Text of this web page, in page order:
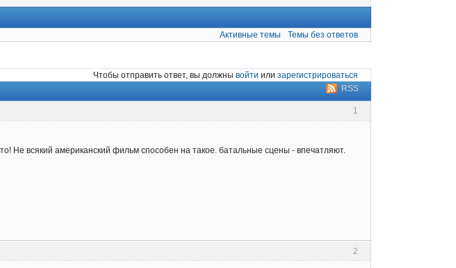
Активные темы Темы без ответов
Чтобы отправить ответ, вы должны войти или зарегистрироваться
RSS
1
Не всякий американский фильм способен на такое. батальные сцены - впечатляют.
2